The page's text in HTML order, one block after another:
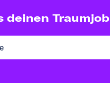
deinen Traumjob